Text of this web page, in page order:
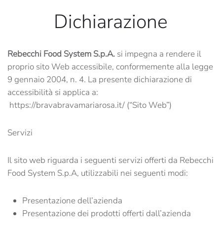
Dichiarazione
Rebecchi Food System S.p.A. si impegna a rendere il
proprio sito Web accessibile, conformemente alla legge
9 gennaio 2004, n. 4. La presente dichiarazione di
accessibilità si applica a:
https://bravabravamariarosa.it/ (“Sito Web”)
Servizi
Il sito web riguarda i seguenti servizi offerti da Rebecchi
Food System S.p.A, utilizzabili nei seguenti modi:
Presentazione dell’azienda
Presentazione dei prodotti offerti dall’azienda